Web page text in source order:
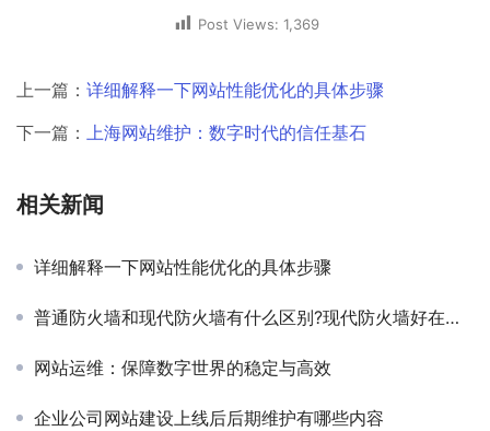
Post Views: 1,369
上一篇： 详细解释一下网站性能优化的具体步骤
下一篇： 上海网站维护：数字时代的信任基石
相关新闻
详细解释一下网站性能优化的具体步骤
普通防火墙和现代防火墙有什么区别?现代防火墙好在哪里？
网站运维：保障数字世界的稳定与高效
企业公司网站建设上线后后期维护有哪些内容